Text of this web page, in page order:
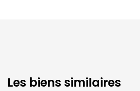
Les biens similaires